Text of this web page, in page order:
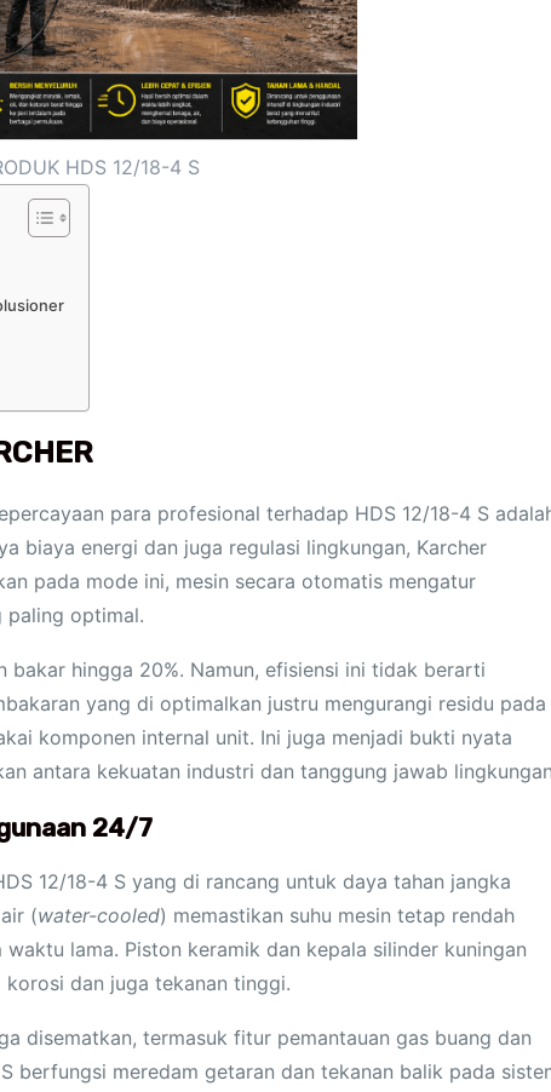
HDS 12/18-4 S
para profesional terhadap HDS 12/18-4 S
biaya energi dan juga regulasi lingkungan, Karcher
pada mode ini, mesin secara otomatis mengatur
paling optimal.
bakar hingga 20%. Namun, efisiensi ini tidak berarti
yang di optimalkan justru mengurangi residu pada
komponen internal unit. Ini juga menjadi bukti nyata
antara kekuatan industri dan tanggung jawab
24/7
12/18-4 S yang di rancang untuk daya tahan jangka
(water-cooled) memastikan suhu mesin tetap rendah
lama. Piston keramik dan kepala silinder kuningan
dan juga tekanan tinggi.
disematkan, termasuk fitur pemantauan gas buang dan
berfungsi meredam getaran dan tekanan balik pada